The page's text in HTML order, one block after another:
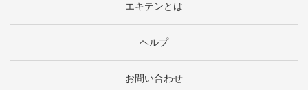
エキテンとは
ヘルプ
お問い合わせ